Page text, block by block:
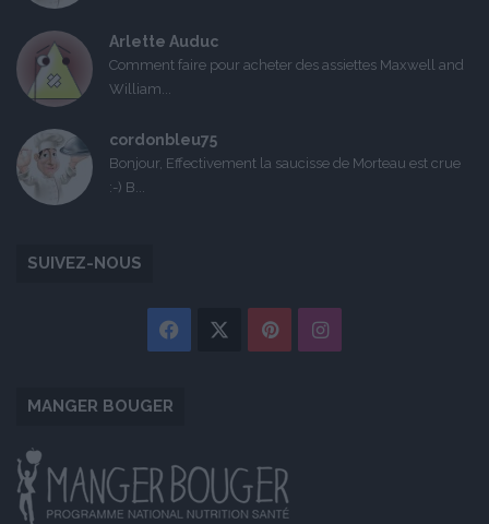
Arlette Auduc
Comment faire pour acheter des assiettes Maxwell and
William...
cordonbleu75
Bonjour, Effectivement la saucisse de Morteau est crue
:-) B...
SUIVEZ-NOUS
Facebook PinterestInstagram
MANGER BOUGER